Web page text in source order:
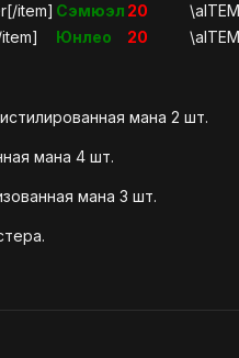
item] Сэмюэл 20
Юнлео 20
мана 2 шт.
мана 4 шт.
мана 3 шт.